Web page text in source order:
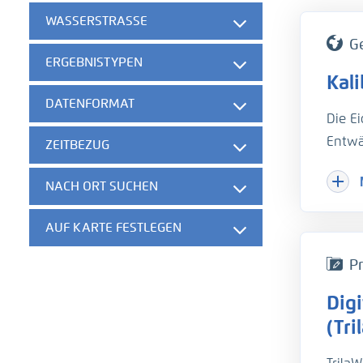
WASSERSTRASSE
ERGEBNISTYPEN
DATENFORMAT
ZEITBEZUG
NACH ORT SUCHEN
AUF KARTE FESTLEGEN
Die
der
die
Um